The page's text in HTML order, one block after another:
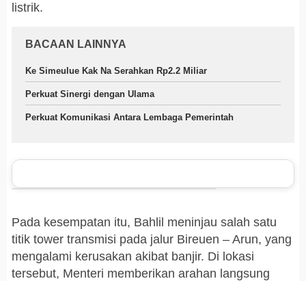
listrik.
BACAAN LAINNYA
Ke Simeulue Kak Na Serahkan Rp2.2 Miliar
Perkuat Sinergi dengan Ulama
Perkuat Komunikasi Antara Lembaga Pemerintah
Pada kesempatan itu, Bahlil meninjau salah satu
titik tower transmisi pada jalur Bireuen – Arun, yang
mengalami kerusakan akibat banjir. Di lokasi
tersebut, Menteri memberikan arahan langsung